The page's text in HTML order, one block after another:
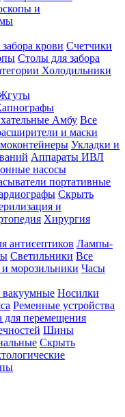
и
крови Счетчики
Столы для забора
Холодильники
Амбу Все
и маски
Укладки и
Аппараты ИВЛ
насосы
портативные
Скрыть
и
Хирургия
антисептиков Лампы-
Светильники Все
морозильники Часы
Носилки
Ременные устройства
для перемещения
Шины
Скрыть